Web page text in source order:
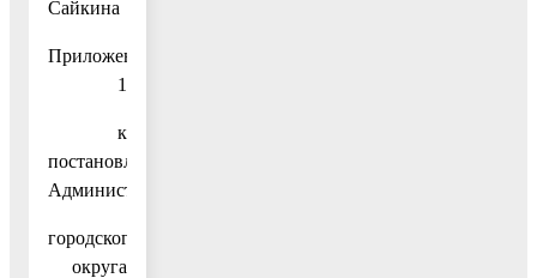
Сайкина
Приложение
1
к
постановлению
Администрации
городского
округа